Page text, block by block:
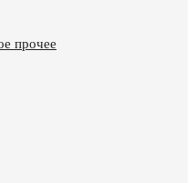
прочее